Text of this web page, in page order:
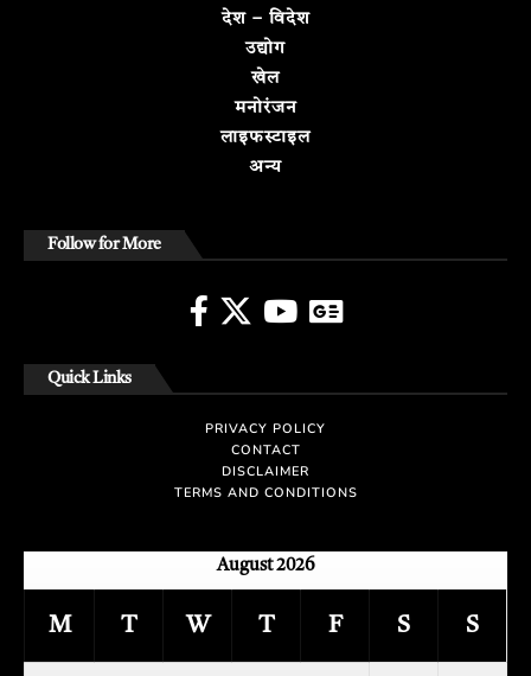
देश – विदेश
उद्योग
खेल
मनोरंजन
लाइफस्टाइल
अन्य
Follow for More
Quick Links
PRIVACY POLICY
CONTACT
DISCLAIMER
TERMS AND CONDITIONS
August 2026
M T W T F S S